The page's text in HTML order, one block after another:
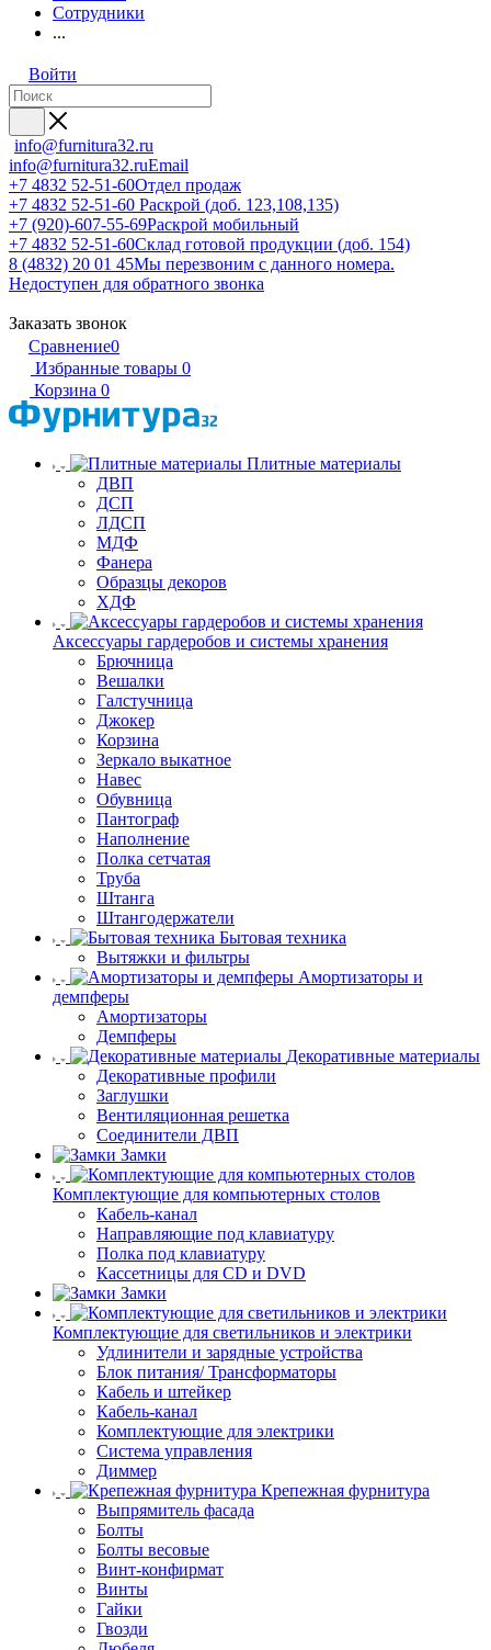
Сотрудники
...
Войти
info@furnitura32.ru
info@furnitura32.ruEmail
+7 4832 52-51-60Отдел продаж
+7 4832 52-51-60 Раскрой (доб. 123,108,135)
+7 (920)-607-55-69Раскрой мобильный
+7 4832 52-51-60Склад готовой продукции (доб. 154)
8 (4832) 20 01 45Мы перезвоним с данного номера.
Недоступен для обратного звонка
Заказать звонок
Сравнение0
Избранные товары 0
Корзина 0
Плитные материалы
ДВП
ДСП
ЛДСП
МДФ
Фанера
Образцы декоров
ХДФ
Аксессуары гардеробов и системы хранения
Брючница
Вешалки
Галстучница
Джокер
Корзина
Зеркало выкатное
Навес
Обувница
Пантограф
Наполнение
Полка сетчатая
Труба
Штанга
Штангодержатели
Бытовая техника
Вытяжки и фильтры
Амортизаторы и
демпферы
Амортизаторы
Демпферы
Декоративные материалы
Декоративные профили
Заглушки
Вентиляционная решетка
Соединители ДВП
Замки
Комплектующие для компьютерных столов
Кабель-канал
Направляющие под клавиатуру
Полка под клавиатуру
Кассетницы для CD и DVD
Замки
Комплектующие для светильников и электрики
Удлинители и зарядные устройства
Блок питания/ Трансформаторы
Кабель и штейкер
Кабель-канал
Комплектующие для электрики
Система управления
Диммер
Крепежная фурнитура
Выпрямитель фасада
Болты
Болты весовые
Винт-конфирмат
Винты
Гайки
Гвозди